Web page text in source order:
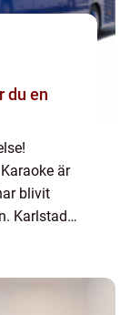
är
blivit
Karlstad